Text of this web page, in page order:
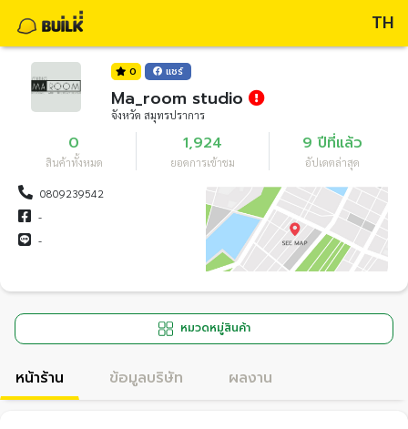
TH
0 แชร์
Ma_room studio
จังหวัด สมุทรปราการ
0
สินค้าทั้งหมด
1,924
ยอดการเข้าชม
9 ปีที่แล้ว
อัปเดตล่าสุด
0809239542
-
-
หมวดหมู่สินค้า
หน้าร้าน ข้อมูลบริษัท ผลงาน